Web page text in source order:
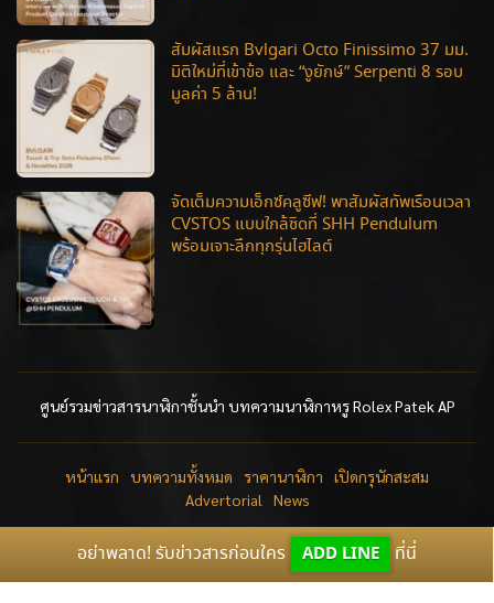
สัมผัสแรก Bvlgari Octo Finissimo 37 มม.
มิติใหม่ที่เข้าข้อ และ “งูยักษ์” Serpenti 8 รอบ
มูลค่า 5 ล้าน!
จัดเต็มความเอ็กซ์คลูซีฟ! พาสัมผัสทัพเรือนเวลา
CVSTOS แบบใกล้ชิดที่ SHH Pendulum
พร้อมเจาะลึกทุกรุ่นไฮไลต์
ศูนย์รวมข่าวสารนาฬิกาชั้นนำ บทความนาฬิกาหรู Rolex Patek AP
หน้าแรก บทความทั้งหมด ราคานาฬิกา
เปิดกรุนักสะสม
Advertorial
News
อย่าพลาด! รับข่าวสารก่อนใคร ADD LINE ที่นี่